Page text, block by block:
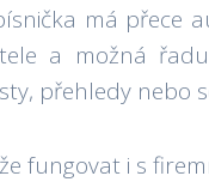
má přece
a možná
přehledy nebo
fungovat i s